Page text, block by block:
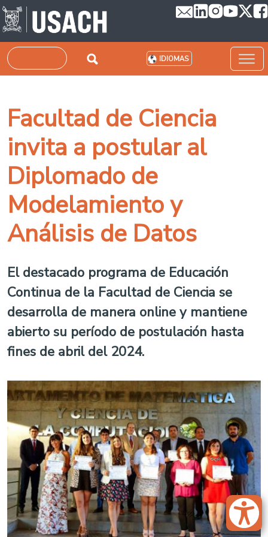
Pasar al contenido principal
Buscar IDIOMAS
Facultad de Ciencia
invita a postular al
Diplomado de
Modelamiento y
Análisis de Datos
El destacado programa de Educación
Continua de la Facultad de Ciencia se
desarrolla de manera online y mantiene
abierto su período de postulación hasta
fines de abril del 2024.